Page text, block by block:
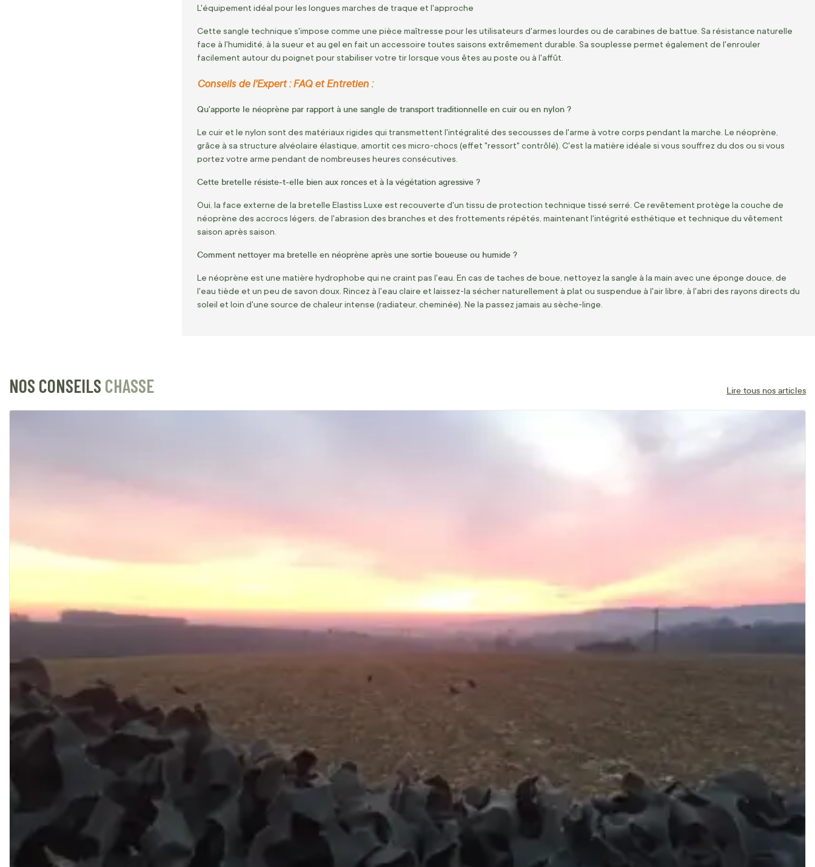
L'équipement idéal pour les longues marches de traque et l'approche
Cette sangle technique s'impose comme une pièce maîtresse pour les utilisateurs d'armes lourdes ou de carabines de battue. Sa résistance naturelle
face à l'humidité, à la sueur et au gel en fait un accessoire toutes saisons extrêmement durable. Sa souplesse permet également de l'enrouler
facilement autour du poignet pour stabiliser votre tir lorsque vous êtes au poste ou à l'affût.
Conseils de l'Expert : FAQ et Entretien :
Qu'apporte le néoprène par rapport à une sangle de transport traditionnelle en cuir ou en nylon ?
Le cuir et le nylon sont des matériaux rigides qui transmettent l'intégralité des secousses de l'arme à votre corps pendant la marche. Le néoprène,
grâce à sa structure alvéolaire élastique, amortit ces micro-chocs (effet "ressort" contrôlé). C'est la matière idéale si vous souffrez du dos ou si vous
portez votre arme pendant de nombreuses heures consécutives.
Cette bretelle résiste-t-elle bien aux ronces et à la végétation agressive ?
Oui, la face externe de la bretelle Elastiss Luxe est recouverte d'un tissu de protection technique tissé serré. Ce revêtement protège la couche de
néoprène des accrocs légers, de l'abrasion des branches et des frottements répétés, maintenant l'intégrité esthétique et technique du vêtement
saison après saison.
Comment nettoyer ma bretelle en néoprène après une sortie boueuse ou humide ?
Le néoprène est une matière hydrophobe qui ne craint pas l'eau. En cas de taches de boue, nettoyez la sangle à la main avec une éponge douce, de
l'eau tiède et un peu de savon doux. Rincez à l'eau claire et laissez-la sécher naturellement à plat ou suspendue à l'air libre, à l'abri des rayons directs du
soleil et loin d'une source de chaleur intense (radiateur, cheminée). Ne la passez jamais au sèche-linge.
NOS CONSEILS CHASSE Lire tous nos articles